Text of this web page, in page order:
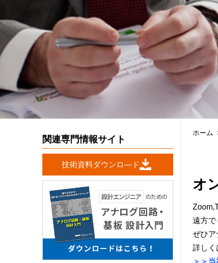
ホーム
オ
遠方で
ぜひア
詳しく
＞＞
関連専門情報サイト
技術資料ダウンロ―ド